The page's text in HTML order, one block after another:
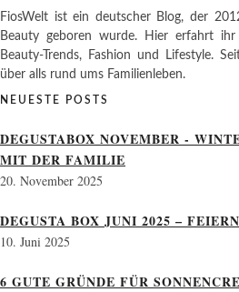
FiosWelt ist ein deutscher Blog, der
Beauty geboren wurde. Hier erfahrt
Beauty-Trends, Fashion und Lifestyle.
über alls rund ums Familienleben.
NEUESTE POSTS
DEGUSTABOX NOVEMBER -
MIT DER FAMILIE
20. November 2025
DEGUSTA BOX JUNI 2025 –
10. Juni 2025
6 GUTE GRÜNDE FÜR